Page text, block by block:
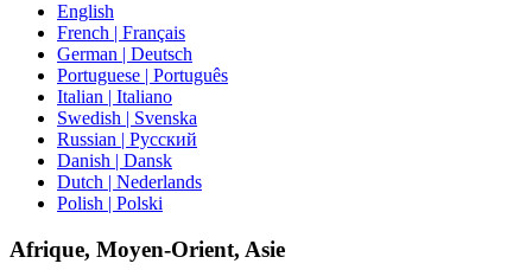
English
French | Français
German | Deutsch
Portuguese | Português
Italian | Italiano
Swedish | Svenska
Russian | Русский
Danish | Dansk
Dutch | Nederlands
Polish | Polski
Afrique, Moyen-Orient, Asie